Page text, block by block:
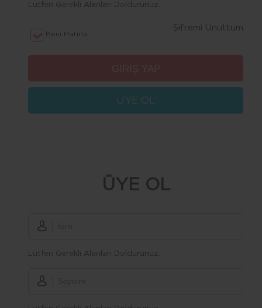
Lütfen Gerekli Alanları Doldurunuz.
Beni Hatırla
Şifremi Unuttum
ÜYE OL
ÜYE OL
Lütfen Gerekli Alanları Doldurunuz.